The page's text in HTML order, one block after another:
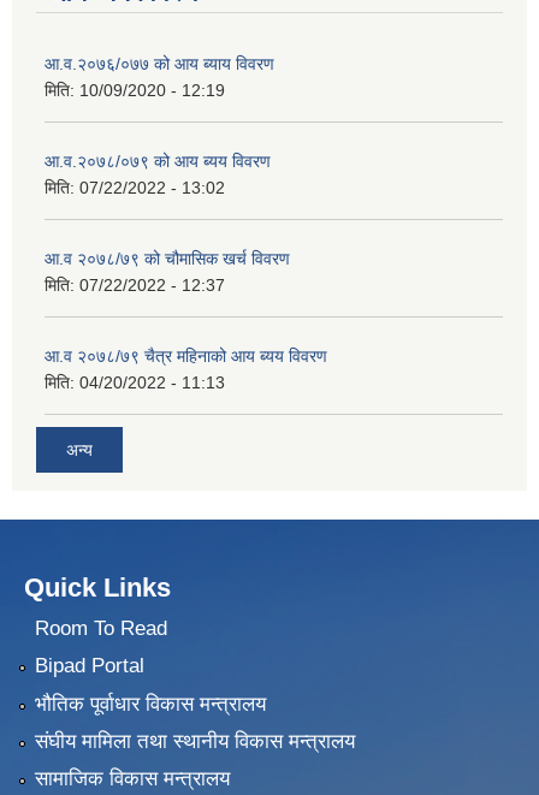
आ.व.२०७६/०७७ को आय ब्याय विवरण
मिति: 10/09/2020 - 12:19
आ.व.२०७८/०७९ को आय ब्यय विवरण
मिति: 07/22/2022 - 13:02
आ.व २०७८/७९ को चौमासिक खर्च विवरण
मिति: 07/22/2022 - 12:37
आ.व २०७८/७९ चैत्र महिनाको आय ब्यय विवरण
मिति: 04/20/2022 - 11:13
अन्य
Quick Links
Room To Read
Bipad Portal
भौतिक पूर्वाधार विकास मन्त्रालय
संघीय मामिला तथा स्थानीय विकास मन्त्रालय
सामाजिक विकास मन्त्रालय